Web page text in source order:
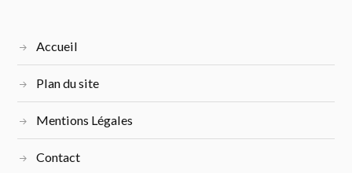
Accueil
Plan du site
Mentions Légales
Contact